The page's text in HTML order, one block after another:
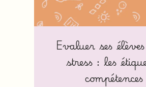
Evaluer ses
stress : les
compétences